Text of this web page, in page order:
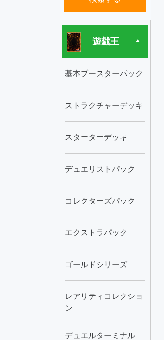
遊戯王
基本ブースターパック
ストラクチャーデッキ
スターターデッキ
デュエリストパック
コレクターズパック
エクストラパック
ゴールドシリーズ
レアリティコレクショ
ン
デュエルターミナル